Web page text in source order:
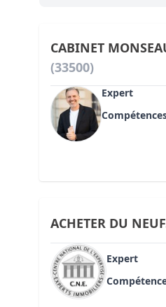
Règles
Droit
CABINET
(33500)
Expert
ACHETER DU
Expert